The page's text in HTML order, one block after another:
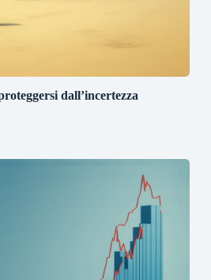
dall’incertezza